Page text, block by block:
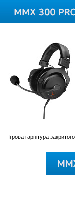
Ігрова гарнітура